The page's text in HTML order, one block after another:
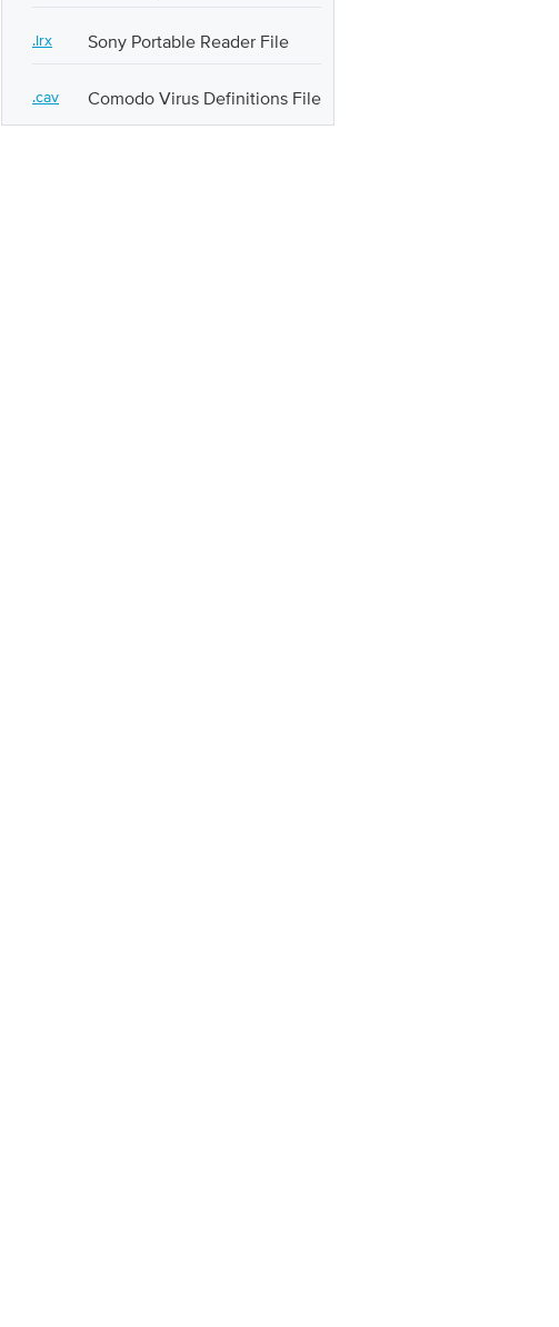
.lrx Sony Portable Reader File
.cav Comodo Virus Definitions File